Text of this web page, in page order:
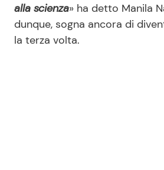
alla scienza» ha detto Manila
dunque, sogna ancora di
la terza volta.